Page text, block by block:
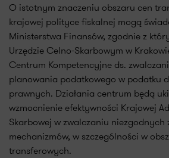
O istotnym znaczeniu obszaru cen
krajowej polityce fiskalnej mogą
Ministerstwa Finansów, zgodnie z
Urzędzie Celno-Skarbowym w
Centrum Kompetencyjne ds.
planowania podatkowego w podatku
prawnych. Działania centrum będą
wzmocnienie efektywności Krajowej
Skarbowej w zwalczaniu niezgodnych
mechanizmów, w szczególności w
transferowych.